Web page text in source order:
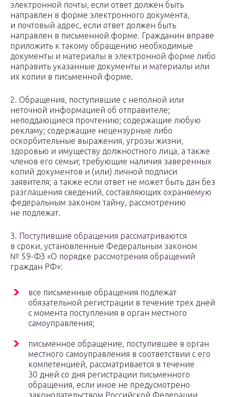
электронной почты, если ответ должен быть
направлен в форме электронного документа,
и почтовый адрес, если ответ должен быть
направлен в письменной форме. Гражданин вправе
приложить к такому обращению необходимые
документы и материалы в электронной форме либо
направить указанные документы и материалы или
их копии в письменной форме.
2. Обращения, поступившие с неполной или
неточной информацией об отправителе;
неподдающиеся прочтению; содержащие любую
рекламу; содержащие нецензурные либо
оскорбительные выражения, угрозы жизни,
здоровью и имуществу должностного лица, а также
членов его семьи; требующие наличия заверенных
копий документов и (или) личной подписи
заявителя; а также если ответ не может быть дан без
разглашения сведений, составляющих охраняемую
федеральным законом тайну, рассмотрению
не подлежат.
3. Поступившие обращения рассматриваются
в сроки, установленные Федеральным законом
№ 59-ФЗ «О порядке рассмотрения обращений
граждан РФ»:
все письменные обращения подлежат
обязательной регистрации в течение трех дней
с момента поступления в орган местного
самоуправления;
письменное обращение, поступившее в орган
местного самоуправления в соответствии с его
компетенцией, рассматривается в течение
30 дней со дня регистрации письменного
обращения, если иное не предусмотрено
законодательством Российской Федерации.